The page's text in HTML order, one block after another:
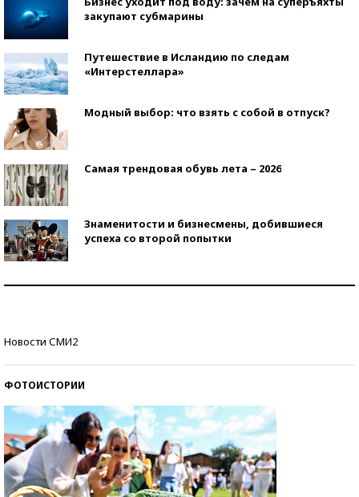
закупают субмарины
Путешествие в Исландию по следам
«Интерстеллара»
Модный выбор: что взять с собой в отпуск?
Самая трендовая обувь лета – 2026
Знаменитости и бизнесмены, добившиеся
успеха со второй попытки
Новости СМИ2
ФОТОИСТОРИИ